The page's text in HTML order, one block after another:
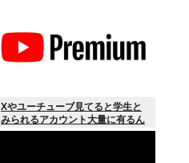
Xやユーチューブ見てると学生と
みられるアカウント大量に有るん
けど